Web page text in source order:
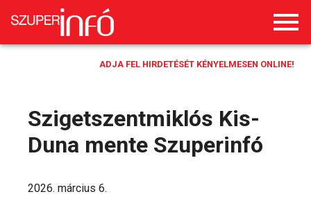
ADJA FEL HIRDETÉSÉT KÉNYELMESEN ONLINE!
Szigetszentmiklós Kis-
Duna mente Szuperinfó
2026. március 6.